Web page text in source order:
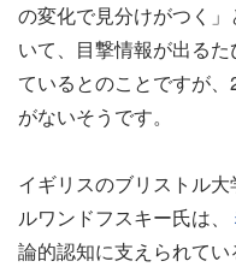
の変化で見分けがつく
いて、目撃情報が出るた
ているとのことですが
がないそうです。
イギリスのブリストル
ルワンドフスキー氏は、
論的認知に支えられて